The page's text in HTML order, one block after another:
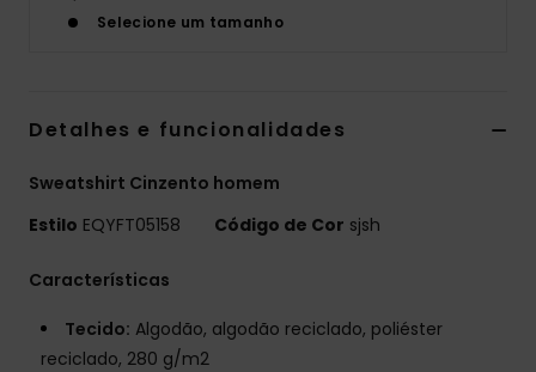
Selecione um tamanho
Detalhes e funcionalidades
Sweatshirt Cinzento homem
Estilo EQYFT05158 Código de Cor sjsh
Características
Tecido: Algodão, algodão reciclado, poliéster
reciclado, 280 g/m2